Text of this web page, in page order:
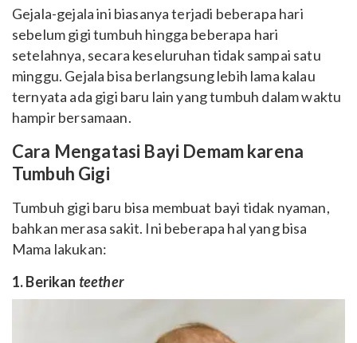
Gejala-gejala ini biasanya terjadi beberapa hari
sebelum gigi tumbuh hingga beberapa hari
setelahnya, secara keseluruhan tidak sampai satu
minggu. Gejala bisa berlangsung lebih lama kalau
ternyata ada gigi baru lain yang tumbuh dalam waktu
hampir bersamaan.
Cara Mengatasi Bayi Demam karena
Tumbuh Gigi
Tumbuh gigi baru bisa membuat bayi tidak nyaman,
bahkan merasa sakit. Ini beberapa hal yang bisa
Mama lakukan:
1. Berikan teether